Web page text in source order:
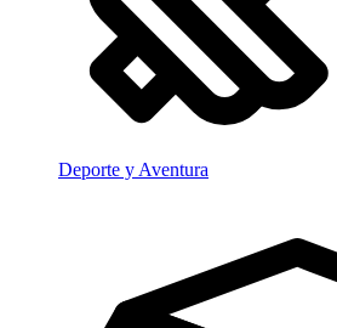
Deporte y Aventura